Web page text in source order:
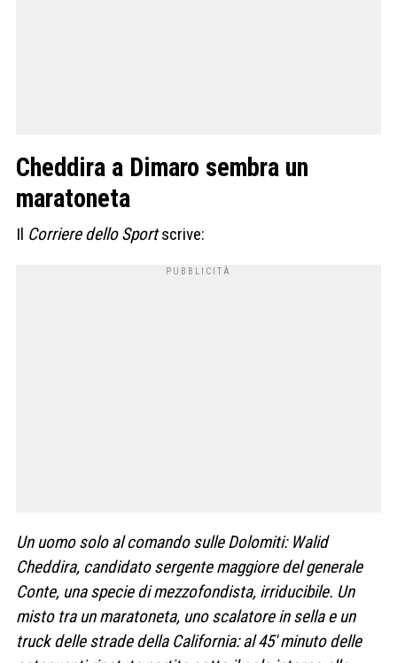
Cheddira a Dimaro sembra un
maratoneta
Il Corriere dello Sportscrive:
Un uomo solo al comando sulle Dolomiti: Walid
Cheddira, candidato sergente maggiore del generale
Conte, una specie di mezzofondista, irriducibile. Un
misto tra un maratoneta, uno scalatore in sella e un
truck delle strade della California: al 45′ minuto delle